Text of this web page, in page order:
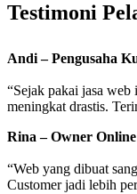
Testimoni
Andi – Pengusaha
“Sejak pakai jasa
meningkat drastis.
Rina – Owner
“Web yang dibuat
Customer jadi lebih